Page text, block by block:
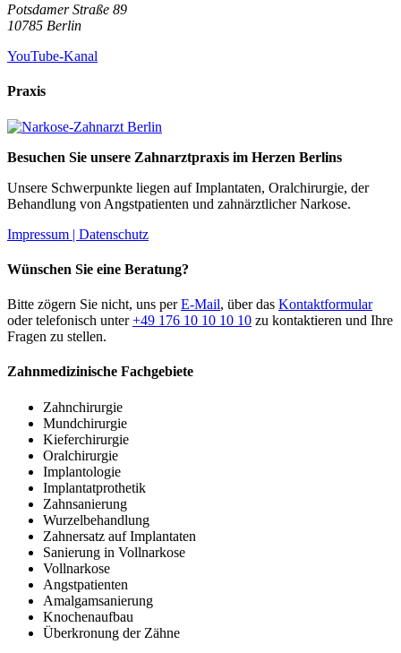
Potsdamer Straße 89
10785 Berlin
YouTube-Kanal
Praxis
Besuchen Sie unsere Zahnarztpraxis im Herzen Berlins
Unsere Schwerpunkte liegen auf Implantaten, Oralchirurgie, der
Behandlung von Angstpatienten und zahnärztlicher Narkose.
Impressum | Datenschutz
Wünschen Sie eine Beratung?
Bitte zögern Sie nicht, uns perE-Mail, über das Kontaktformular
oder telefonisch unter+49 176 10 10 10 10 zu kontaktieren und Ihre
Fragen zu stellen.
Zahnmedizinische Fachgebiete
Zahnchirurgie
Mundchirurgie
Kieferchirurgie
Oralchirurgie
Implantologie
Implantatprothetik
Zahnsanierung
Wurzelbehandlung
Zahnersatz auf Implantaten
Sanierung in Vollnarkose
Vollnarkose
Angstpatienten
Amalgamsanierung
Knochenaufbau
Überkronung der Zähne